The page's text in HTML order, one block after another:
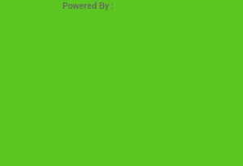
Powered By :